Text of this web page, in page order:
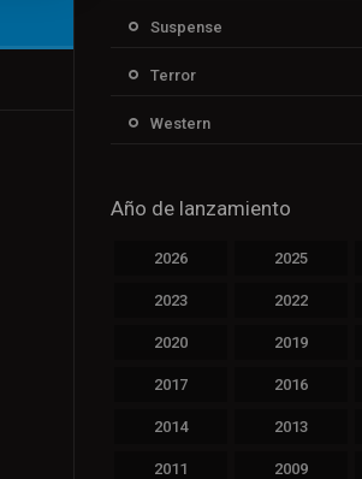
Suspense
Terror
Western
Año de lanzamiento
2026 2025
2023 2022
2020 2019
2017 2016
2014 2013
2011 2009